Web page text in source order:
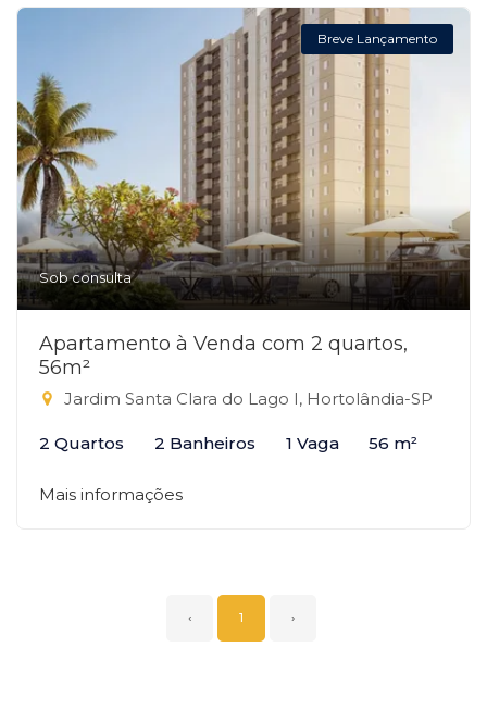
Breve Lançamento
Sob consulta
Apartamento à Venda com 2 quartos,
56m²
Jardim Santa Clara do Lago I, Hortolândia-SP
2 Quartos 2 Banheiros 1 Vaga 56 m²
Mais informações
‹ 1 ›